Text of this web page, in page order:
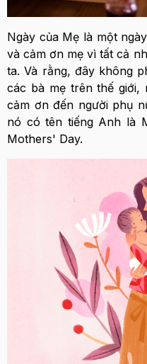
Ngày của Mẹ là một
và cảm ơn mẹ vì tất cả
ta. Và rằng, đây không
các bà mẹ trên thế giới,
cảm ơn đến người phụ
nó có tên tiếng Anh là
Mothers' Day.